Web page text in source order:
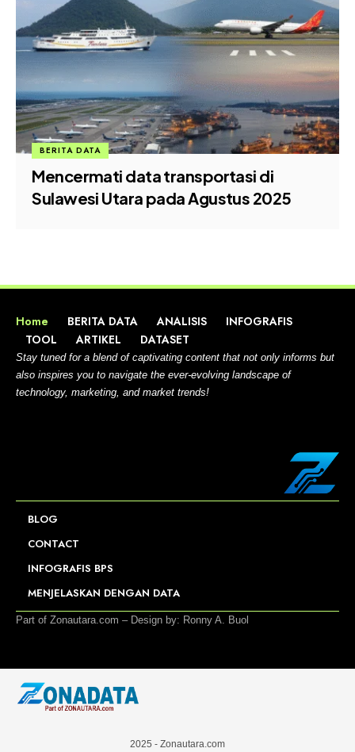
BERITA DATA
Mencermati data transportasi di
Sulawesi Utara pada Agustus 2025
Home BERITA DATA ANALISIS
INFOGRAFIS
TOOL
ARTIKEL DATASET
Stay tuned for a blend of captivating content that not only informs but
also inspires you to navigate the ever-evolving landscape of
technology, marketing, and market trends!
BLOG
CONTACT
INFOGRAFIS BPS
MENJELASKAN DENGAN DATA
Part of Zonautara.com – Design by: Ronny A. Buol
2025 - Zonautara.com